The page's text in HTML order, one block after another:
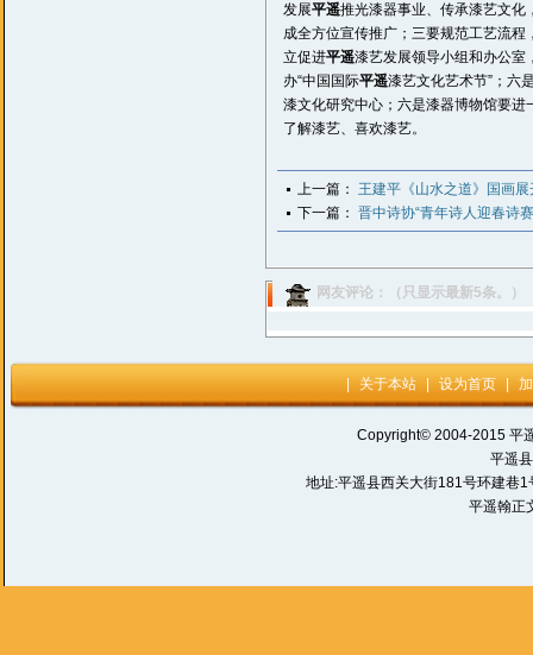
发展平遥推光漆器事业、传承漆艺文化
成全方位宣传推广；三要规范工艺流
立促进平遥漆艺发展领导小组和办公室
办“中国国际平遥漆艺文化艺术节”；六
漆文化研究中心；六是漆器博物馆要
了解漆艺、喜欢漆艺。
上一篇： 王建平《山水之道》国画展
下一篇： 晋中诗协“青年诗人迎春诗
网友评论：（只显示最新5条。）
关于本站 设为首页
Copyright© 2004-2015 平
平遥
地址:平遥县西关大街181号环建
平遥翰正